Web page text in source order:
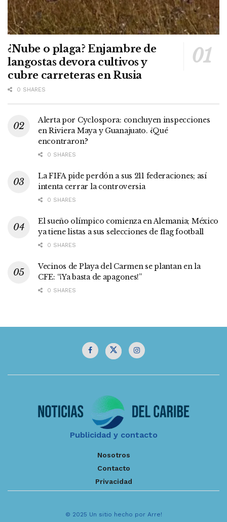
¿Nube o plaga? Enjambre de
langostas devora cultivos y
cubre carreteras en Rusia
0 SHARES
Alerta por Cyclospora: concluyen inspecciones
en Riviera Maya y Guanajuato. ¿Qué
encontraron?
0 SHARES
La FIFA pide perdón a sus 211 federaciones; así
intenta cerrar la controversia
0 SHARES
El sueño olímpico comienza en Alemania; México
ya tiene listas a sus selecciones de flag football
0 SHARES
Vecinos de Playa del Carmen se plantan en la
CFE: “¡Ya basta de apagones!”
0 SHARES
Publicidad y contacto
Nosotros
Contacto
Privacidad
© 2025 Un sitio hecho por Arre!